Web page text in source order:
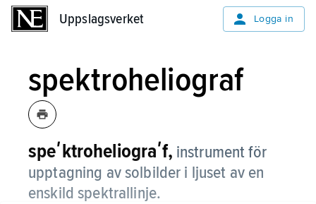
Uppslagsverket Logga in
spektroheliograf
speʹktroheliograʹf, instrument för
upptagning av solbilder i ljuset av en
enskild spektrallinje.